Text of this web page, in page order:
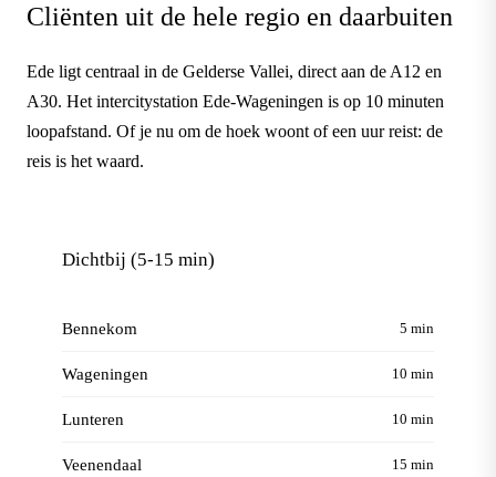
Cliënten uit de hele regio en daarbuiten
Ede ligt centraal in de Gelderse Vallei, direct aan de A12 en
A30. Het intercitystation Ede-Wageningen is op 10 minuten
loopafstand. Of je nu om de hoek woont of een uur reist: de
reis is het waard.
Dichtbij (5-15 min)
Bennekom 5 min
Wageningen 10 min
Lunteren 10 min
Veenendaal 15 min